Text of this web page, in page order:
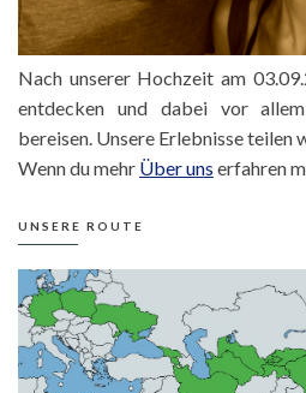
Nach unserer Hochzeit am
entdecken und dabei vor
bereisen. Unsere Erlebnisse teilen
Wenn du mehr Über uns erfahren
UNSERE ROUTE